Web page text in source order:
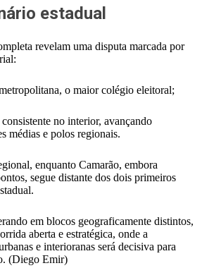
estadual
revelam uma disputa marcada por
o maior colégio eleitoral;
no interior, avançando
médias e polos regionais.
enquanto Camarão, embora
segue distante dos dois primeiros
em blocos geograficamente distintos,
aberta e estratégica, onde a
e interioranas será decisiva para
(Diego Emir)